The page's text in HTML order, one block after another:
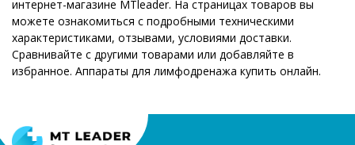
интернет-магазине MTleader. На страницах товаров вы
можете ознакомиться с подробными техническими
характеристиками, отзывами, условиями доставки.
Сравнивайте с другими товарами или добавляйте в
избранное. Аппараты для лимфодренажа купить онлайн.